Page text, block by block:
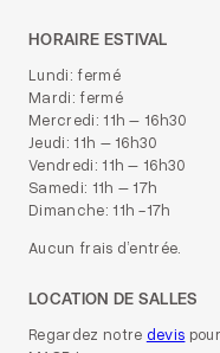
HORAIRE ESTIVAL
Lundi: fermé
Mardi: fermé
Mercredi: 11h – 16h30
Jeudi: 11h – 16h30
Vendredi: 11h – 16h30
Samedi: 11h – 17h
Dimanche: 11h -17h
Aucun frais d’entrée.
LOCATION DE SALLES
Regardez notre devis